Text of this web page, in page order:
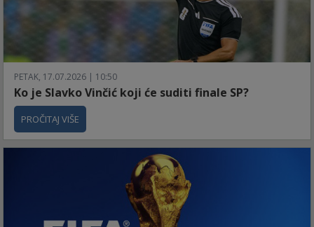
PETAK, 17.07.2026 | 10:50
Ko je Slavko Vinčić koji će suditi finale SP?
PROČITAJ VIŠE